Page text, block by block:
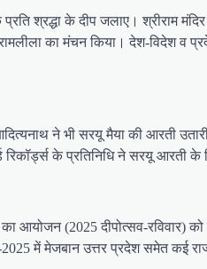
श्रद्धा के दीप जलाए। श्रीराम
का मंचन किया। देश-विदेश व
ने भी सरयू मैया की आरती
के प्रतिनिधि ने सरयू आरती के
आयोजन (2025 दीपोत्सव-
2025 में मेजबान उत्तर प्रदेश समेत कई